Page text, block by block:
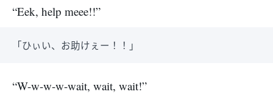
“Eek, help meee!!”
「ひぃい、お助けぇー！！」
“W-w-w-w-wait, wait, wait!”